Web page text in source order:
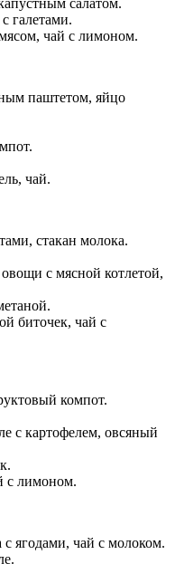
салатом.
галетами.
чай с лимоном.
паштетом, яйцо
чай.
стакан молока.
с мясной котлетой,
биточек, чай с
компот.
с картофелем, овсяный
с лимоном.
с ягодами, чай с молоком.